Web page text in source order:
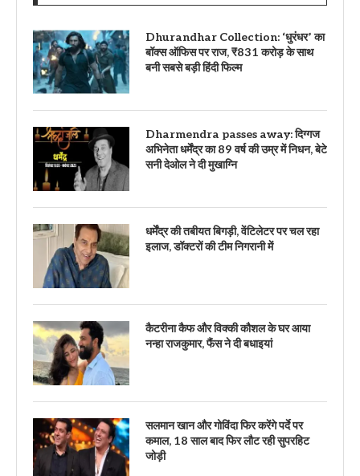
Dhurandhar Collection: ‘धुरंधर’ का
बॉक्स ऑफिस पर राज, ₹831 करोड़ के साथ
बनी सबसे बड़ी हिंदी फिल्म
Dharmendra passes away: दिग्गज
अभिनेता धर्मेंद्र का 89 वर्ष की उम्र में निधन, बेटे
सनी देओल ने दी मुखाग्नि
धर्मेंद्र की तबीयत बिगड़ी, वेंटिलेटर पर चल रहा
इलाज, डॉक्टरों की टीम निगरानी में
कैटरीना कैफ और विक्की कौशल के घर आया
नन्हा राजकुमार, फैंस ने दी बधाइयां
सलमान खान और गोविंदा फिर करेंगे पर्दे पर
कमाल, 18 साल बाद फिर लौट रही सुपरहिट
जोड़ी